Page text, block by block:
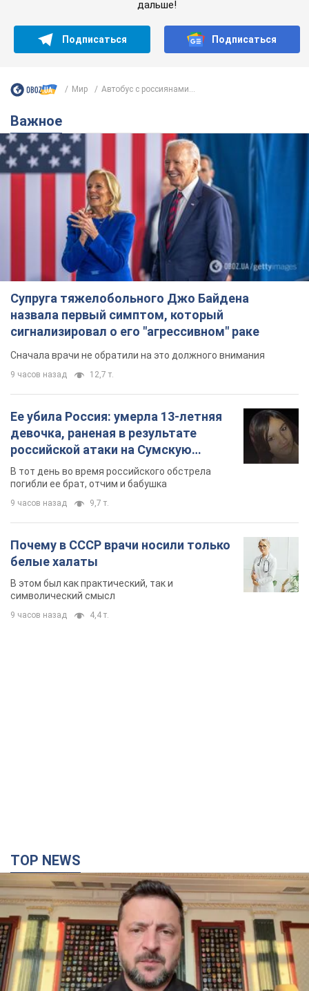
дальше!
Подписаться Подписаться
Мир Автобус с россиянами...
Важное
Супруга тяжелобольного Джо Байдена
назвала первый симптом, который
сигнализировал о его "агрессивном" раке
Сначала врачи не обратили на это должного внимания
9 часов назад 12,7 т.
Ее убила Россия: умерла 13-летняя
девочка, раненая в результате
российской атаки на Сумскую
область. Фото
В тот день во время российского обстрела
погибли ее брат, отчим и бабушка
9 часов назад 9,7 т.
Почему в СССР врачи носили только
белые халаты
В этом был как практический, так и
символический смысл
9 часов назад 4,4 т.
TOP NEWS